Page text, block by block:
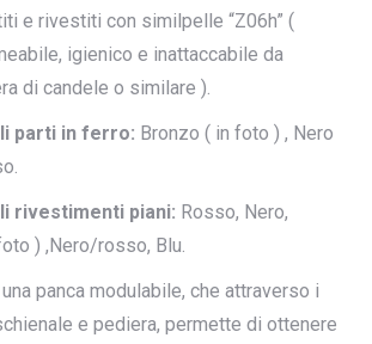
e rivestiti con similpelle “Z06h” (
igienico e inattaccabile da
di candele o similare ).
parti in ferro: Bronzo ( in foto ) , Nero
rivestimenti piani: Rosso, Nero,
) ,Nero/rosso, Blu.
una panca modulabile, che attraverso i
e pediera, permette di ottenere